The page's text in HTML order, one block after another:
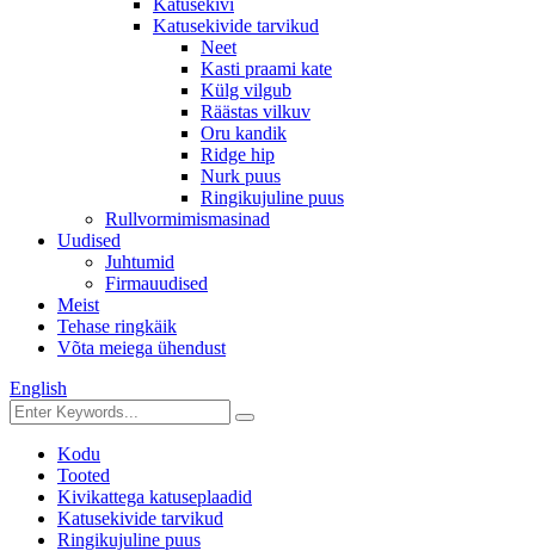
Katusekivi
Katusekivide tarvikud
Neet
Kasti praami kate
Külg vilgub
Räästas vilkuv
Oru kandik
Ridge hip
Nurk puus
Ringikujuline puus
Rullvormimismasinad
Uudised
Juhtumid
Firmauudised
Meist
Tehase ringkäik
Võta meiega ühendust
English
Kodu
Tooted
Kivikattega katuseplaadid
Katusekivide tarvikud
Ringikujuline puus